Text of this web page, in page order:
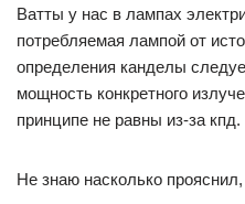
Ватты у нас в лампах
потребляемая лампой от
определения канделы
мощность конкретного
принципе не равны из-за кпд.
Не знаю насколько